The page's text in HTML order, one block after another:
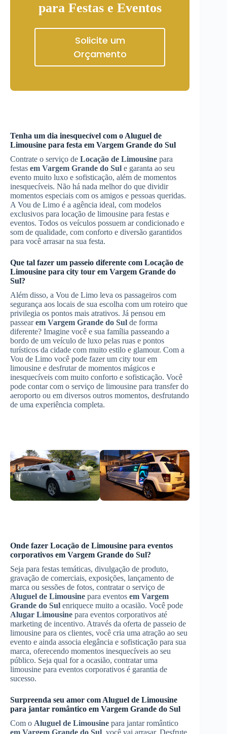
para Festas e Eventos
Solicite um
Orçamento
Tenha um dia inesquecível com o Aluguel de
Limousine para festa em Vargem Grande do Sul
Contrate o serviço de Locação de Limousine para
festas em Vargem Grande do Sul e garanta ao seu
evento muito luxo e sofisticação, além de momentos
inesquecíveis. Não há nada melhor do que dividir
momentos especiais com os amigos e pessoas queridas.
A Vou de Limo é a agência ideal, com modelos
exclusivos para locação de limousine para festas e
eventos. Todos os veículos possuem ar condicionado e
som de qualidade, com conforto e diversão garantidos
para você arrasar na sua festa.
Que tal fazer um passeio diferente com Locação de
Limousine para city tour em Vargem Grande do
Sul?
Além disso, a Vou de Limo leva os passageiros com
segurança aos locais de sua escolha com um roteiro que
privilegia os pontos mais atrativos. Já pensou em
passearem Vargem Grande do Sul de forma
diferente? Imagine você e sua família passeando a
bordo de um veículo de luxo pelas ruas e pontos
turísticos da cidade com muito estilo e glamour. Com a
Vou de Limo você pode fazer um city tour em
limousine e desfrutar de momentos mágicos e
inesquecíveis com muito conforto e sofisticação. Você
pode contar com o serviço de limousine para transfer do
aeroporto ou em diversos outros momentos, desfrutando
de uma experiência completa.
Onde fazer Locação de Limousine para eventos
corporativos em Vargem Grande do Sul?
Seja para festas temáticas, divulgação de produto,
gravação de comerciais, exposições, lançamento de
marca ou sessões de fotos, contratar o serviço de
Aluguel de Limousine para eventos em Vargem
Grande do Sul enriquece muito a ocasião. Você pode
Alugar Limousine para eventos corporativos até
marketing de incentivo. Através da oferta de passeio de
limousine para os clientes, você cria uma atração ao seu
evento e ainda associa elegância e sofisticação para sua
marca, oferecendo momentos inesquecíveis ao seu
público. Seja qual for a ocasião, contratar uma
limousine para eventos corporativos é garantia de
sucesso.
Surpreenda seu amor com Aluguel de Limousine
para jantar romântico em Vargem Grande do Sul
Com o Aluguel de Limousine para jantar romântico
em Vargem Grande do Sul , você vai arrasar. Desfrute